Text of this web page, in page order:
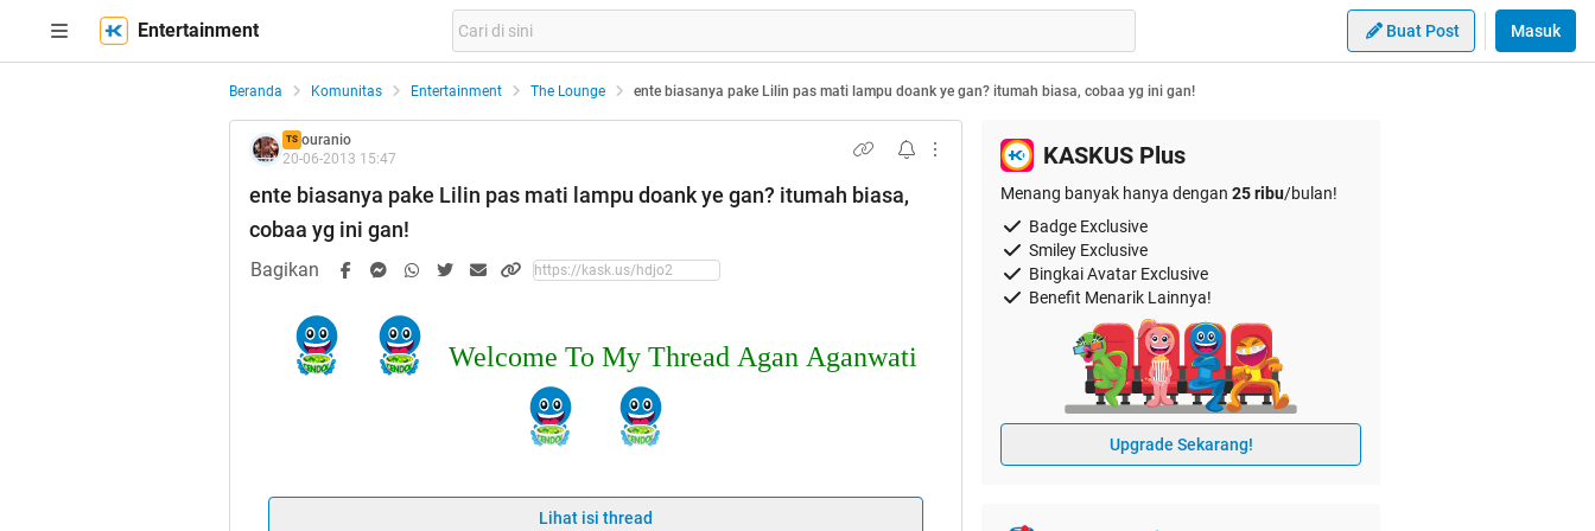
Entertainment Buat Post Masuk
Beranda Komunitas Entertainment The Lounge ente biasanya pake Lilin pas mati lampu doank ye gan? itumah biasa, cobaa yg ini gan!
TS ouranio
20-06-2013 15:47
ente biasanya pake Lilin pas mati lampu doank ye gan? itumah biasa,
cobaa yg ini gan!
Bagikan
Lihat isi thread
KASKUS Plus
Menang banyak hanya dengan 25 ribu/bulan!
Badge Exclusive
Smiley Exclusive
Bingkai Avatar Exclusive
Benefit Menarik Lainnya!
Upgrade Sekarang!